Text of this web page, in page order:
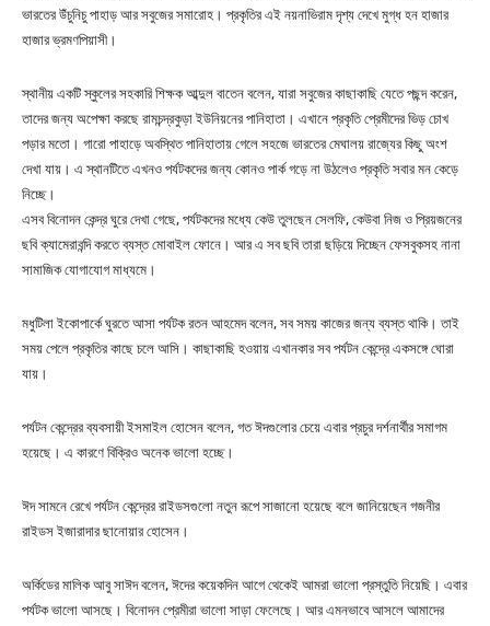
ভারতের উঁচুনিচু পাহাড় আর সবুজের সমারোহ। প্রকৃতির এই নয়নাভিরাম দৃশ্য দেখে মুগ্ধ হন হাজার
হাজার ভ্রমণপিয়াসী।
স্থানীয় একটি স্কুলের সহকারি শিক্ষক আব্দুল বাতেন বলেন, যারা সবুজের কাছাকাছি যেতে পছন্দ করেন,
তাদের জন্য অপেক্ষা করছে রামচন্দ্রকুড়া ইউনিয়নের পানিহাতা। এখানে প্রকৃতি প্রেমীদের ভিড় চোখ
পড়ার মতো। গারো পাহাড়ে অবস্থিত পানিহাতায় গেলে সহজে ভারতের মেঘালয় রাজ্যের কিছু অংশ
দেখা যায়। এ স্থানটিতে এখনও পর্যটকদের জন্য কোনও পার্ক গড়ে না উঠলেও প্রকৃতি সবার মন কেড়ে
নিচ্ছে।
এসব বিনোদন কেন্দ্র ঘুরে দেখা গেছে, পর্যটকদের মধ্যে কেউ তুলছেন সেলফি, কেউবা নিজ ও প্রিয়জনের
ছবি ক্যামেরাবন্দি করতে ব্যস্ত মোবাইল ফোনে। আর এ সব ছবি তারা ছড়িয়ে দিচ্ছেন ফেসবুকসহ নানা
সামাজিক যোগাযোগ মাধ্যমে।
মধুটিলা ইকোপার্কে ঘুরতে আসা পর্যটক রতন আহমেদ বলেন, সব সময় কাজের জন্য ব্যস্ত থাকি। তাই
সময় পেলে প্রকৃতির কাছে চলে আসি। কাছাকাছি হওয়ায় এখানকার সব পর্যটন কেন্দ্রে একসঙ্গে ঘোরা
যায়।
পর্যটন কেন্দ্রের ব্যবসায়ী ইসমাইল হোসেন বলেন, গত ঈদগুলোর চেয়ে এবার প্রচুর দর্শনার্থীর সমাগম
হয়েছে। এ কারণে বিক্রিও অনেক ভালো হচ্ছে।
ঈদ সামনে রেখে পর্যটন কেন্দ্রের রাইডসগুলো নতুন রূপে সাজানো হয়েছে বলে জানিয়েছেন গজনীর
রাইডস ইজারাদার ছানোয়ার হোসেন।
অর্কিডের মালিক আবু সাঈদ বলেন, ঈদের কয়েকদিন আগে থেকেই আমরা ভালো প্রস্তুতি নিয়েছি। এবার
পর্যটক ভালো আসছে। বিনোদন প্রেমীরা ভালো সাড়া ফেলেছে। আর এমনভাবে আসলে আমাদের